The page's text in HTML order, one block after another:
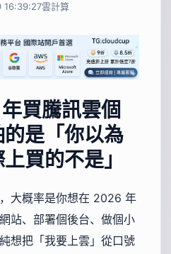
16:39:27雲計算
買騰訊雲個
是「你以為
買的不是」
大概率是你想在 2026 年
站、部署個後台、做個小
想把「我要上雲」從口號